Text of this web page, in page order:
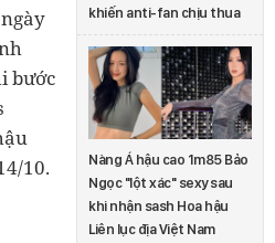
khiến anti-fan chịu thua
Nàng Á hậu cao 1m85 Bảo
Ngọc "lột xác" sexy sau
khi nhận sash Hoa hậu
Liên lục địa Việt Nam
bước
10.